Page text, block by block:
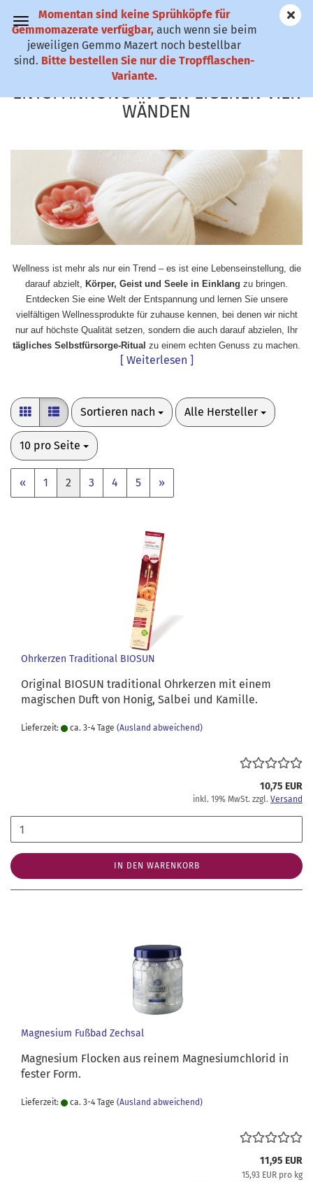
✆ 0911-61 79
25
Momentan sind keine Sprühköpfe für
Gemmomazerate verfügbar, auch wenn sie beim
jeweiligen Gemmo Mazert noch bestellbar
sind. Bitte bestellen Sie nur die Tropfflaschen-
Variante.
WELLNESS ZUHAUSE –
ENTSPANNUNG IN DEN EIGENEN VIER
WÄNDEN
Wellness ist mehr als nur ein Trend – es ist eine Lebenseinstellung, die
darauf abzielt, Körper, Geist und Seele in Einklang zu bringen.
Entdecken Sie eine Welt der Entspannung und lernen Sie unsere
vielfältigen Wellnessprodukte für zuhause kennen, bei denen wir nicht
nur auf höchste Qualität setzen, sondern die auch darauf abzielen, Ihr
tägliches Selbstfürsorge-Ritual zu einem echten Genuss zu machen.
[ Weiterlesen ]
Sortieren nach
Sortieren nach Alle Hersteller
pro Seite
10 pro Seite
pro Seite
« 1 2 3 4 5 »
Ohrkerzen Traditional BIOSUN
Original BIOSUN traditional Ohrkerzen mit einem
magischen Duft von Honig, Salbei und Kamille.
Lieferzeit: ca. 3-4 Tage (Ausland abweichend)
10,75 EUR
inkl. 19% MwSt. zzgl. Versand
IN DEN WARENKORB
Magnesium Fußbad Zechsal
Magnesium Flocken aus reinem Magnesiumchlorid in
fester Form.
Lieferzeit: ca. 3-4 Tage (Ausland abweichend)
11,95 EUR
15,93 EUR pro kg